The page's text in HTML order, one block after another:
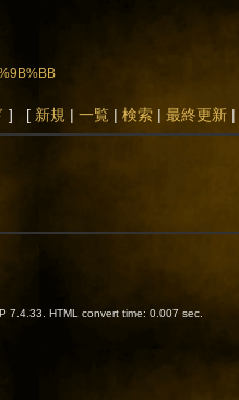
] [ 新規 | 一覧| 検索| 最終更新|
7.4.33. HTML convert time: 0.007 sec.